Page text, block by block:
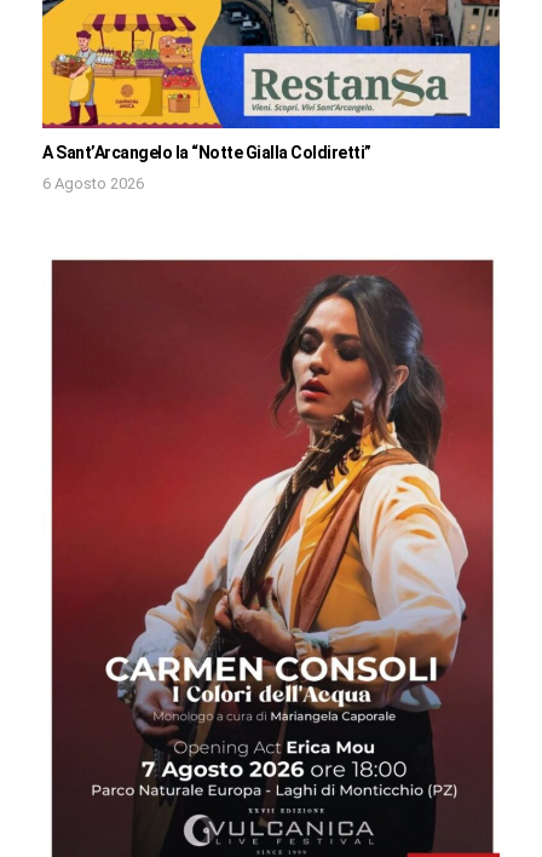
A Sant’Arcangelo la “Notte Gialla Coldiretti”
6 Agosto 2026